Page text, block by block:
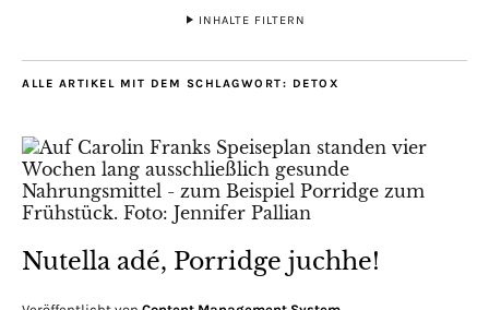
INHALTE FILTERN
ALLE ARTIKEL MIT DEM SCHLAGWORT: DETOX
Nutella adé, Porridge juchhe!